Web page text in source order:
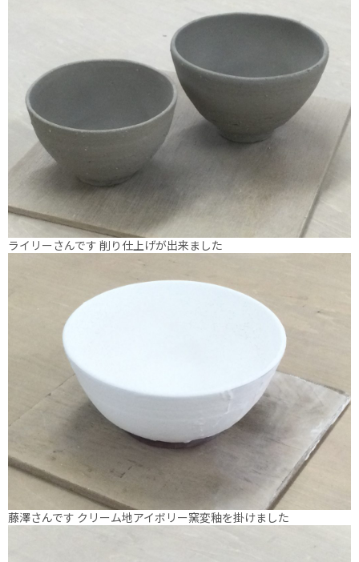
ライリーさんです 削り仕上げが出来ました
藤澤さんです クリーム地アイボリー窯変釉を掛けました